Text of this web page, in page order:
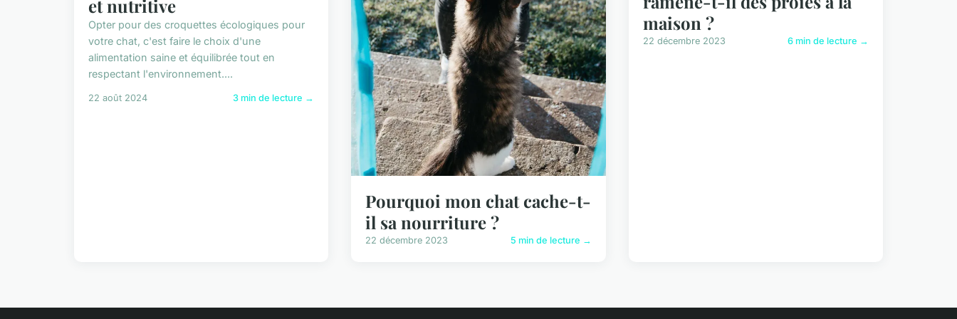
et nutritive
Opter pour des croquettes écologiques pour
votre chat, c'est faire le choix d'une
alimentation saine et équilibrée tout en
respectant l'environnement....
22 août 2024 3 min de lecture →
Pourquoi mon chat cache-t-
il sa nourriture ?
22 décembre 2023 5 min de lecture →
maison ?
22 décembre 2023 6 min de lecture →